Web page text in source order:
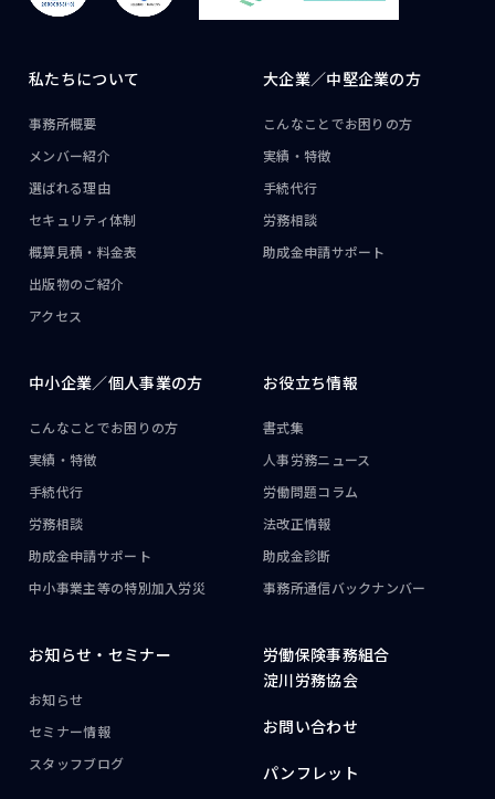
私たちについて
事務所概要
メンバー紹介
選ばれる理由
セキュリティ体制
概算見積・料金表
出版物のご紹介
アクセス
大企業／中堅企業の方
こんなことでお困りの方
実績・特徴
手続代行
労務相談
助成金申請サポート
中小企業／個人事業の方
こんなことでお困りの方
実績・特徴
手続代行
労務相談
助成金申請サポート
中小事業主等の特別加入労災
お役立ち情報
書式集
人事労務ニュース
労働問題コラム
法改正情報
助成金診断
事務所通信バックナンバー
お知らせ・ セミナー
お知らせ
セミナー情報
スタッフブログ
労働保険事務組合
淀川労務協会
お問い合わせ
パンフレット